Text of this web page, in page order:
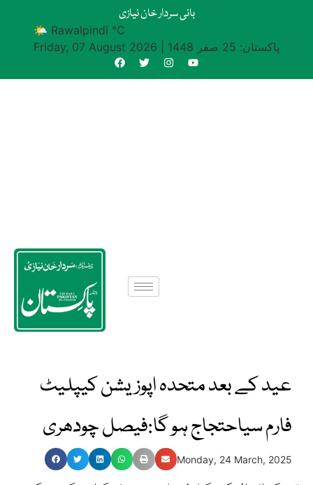
بانی سردار خان نیازی
🌤 Rawalpindi °C
Friday, 07 August 2026
پاکستان: 25 صفر 1448
عید کے بعد متحدہ اپوزیشن کیپلیٹ
فارم سیاحتجاج ہو گا:فیصل چودھری
Monday, 24 March, 2025